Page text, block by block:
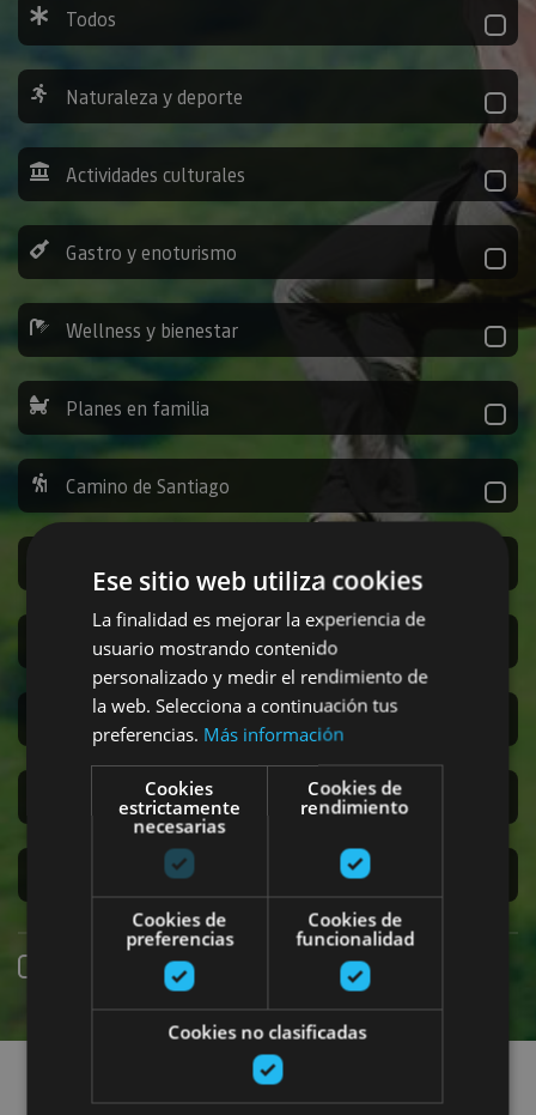
Todos
Naturaleza y deporte
Actividades culturales
Gastro y enoturismo
Wellness y bienestar
Planes en familia
Camino de Santiago
San Fermín
Accesibilidad
Turismo regenerativo
Experiencias exclusivas
Reserva online
Encuentra planes
Ese sitio web utiliza cookies
La finalidad es mejorar la experiencia de
usuario mostrando contenido
personalizado y medir el rendimiento de
la web. Selecciona a continuación tus
preferencias. Más información
Cookies
estrictamente
necesarias
Cookies de
rendimiento
Cookies de
preferencias
Cookies de
funcionalidad
Cookies no clasificadas